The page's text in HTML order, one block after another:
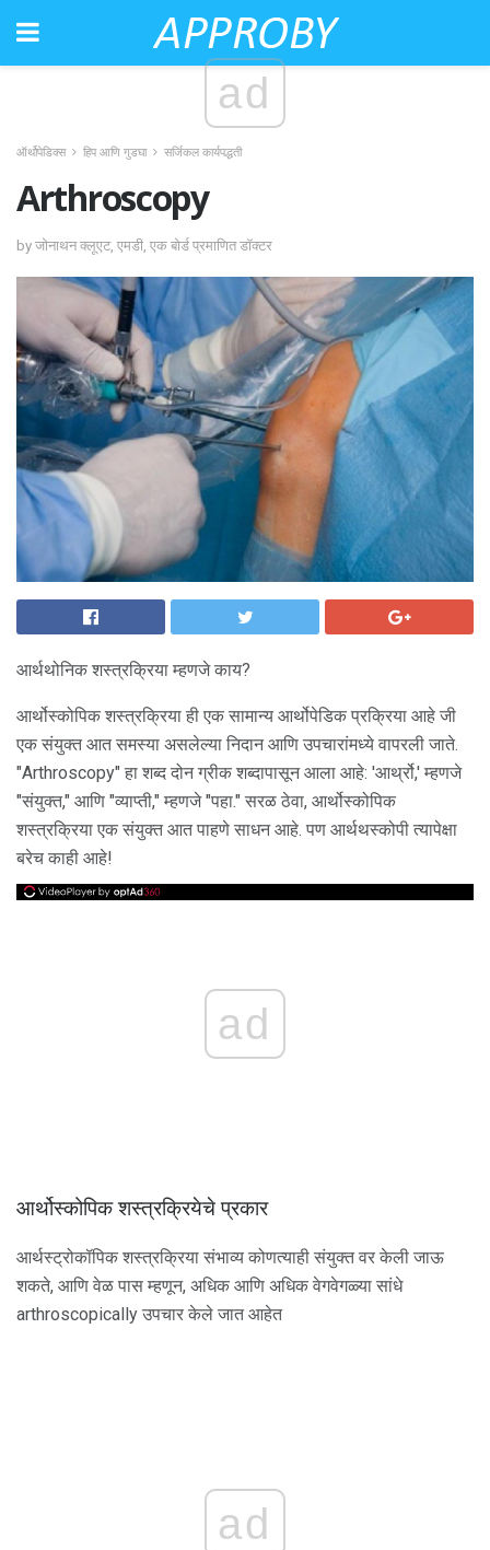
ad
ऑर्थोपेडिक्स हिप आणि गुडघा सर्जिकल कार्यपद्धती
Arthroscopy
by जोनाथन क्लूएट, एमडी, एक बोर्ड प्रमाणित डॉक्टर
आर्थथोनिक शस्त्रक्रिया म्हणजे काय?
आर्थोस्कोपिक शस्त्रक्रिया ही एक सामान्य आर्थोपेडिक प्रक्रिया आहे जी
एक संयुक्त आत समस्या असलेल्या निदान आणि उपचारांमध्ये वापरली जाते.
"Arthroscopy" हा शब्द दोन ग्रीक शब्दापासून आला आहे: 'आर्थ्रो,' म्हणजे
"संयुक्त," आणि "व्याप्ती," म्हणजे "पहा." सरळ ठेवा, आर्थोस्कोपिक
शस्त्रक्रिया एक संयुक्त आत पाहणे साधन आहे. पण आर्थथस्कोपी त्यापेक्षा
बरेच काही आहे!
ad
आर्थोस्कोपिक शस्त्रक्रियेचे प्रकार
आर्थस्ट्रोकॉपिक शस्त्रक्रिया संभाव्य कोणत्याही संयुक्त वर केली जाऊ
शकते, आणि वेळ पास म्हणून, अधिक आणि अधिक वेगवेगळ्या सांधे
arthroscopically उपचार केले जात आहेत
ad